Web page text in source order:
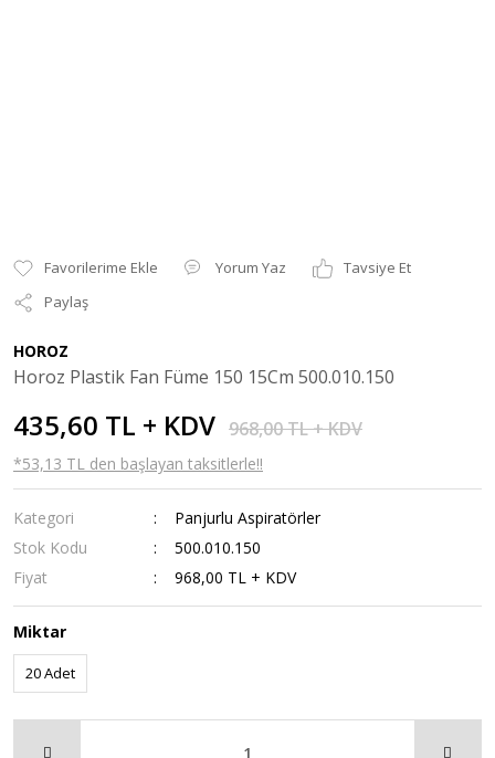
Yorum Yaz
Tavsiye Et
Paylaş
HOROZ
Horoz Plastik Fan Füme 150 15Cm 500.010.150
435,60 TL + KDV 968,00 TL + KDV
*53,13 TL den başlayan taksitlerle!!
Kategori
Panjurlu Aspiratörler
Stok Kodu
500.010.150
Fiyat
968,00 TL + KDV
Miktar
20 Adet